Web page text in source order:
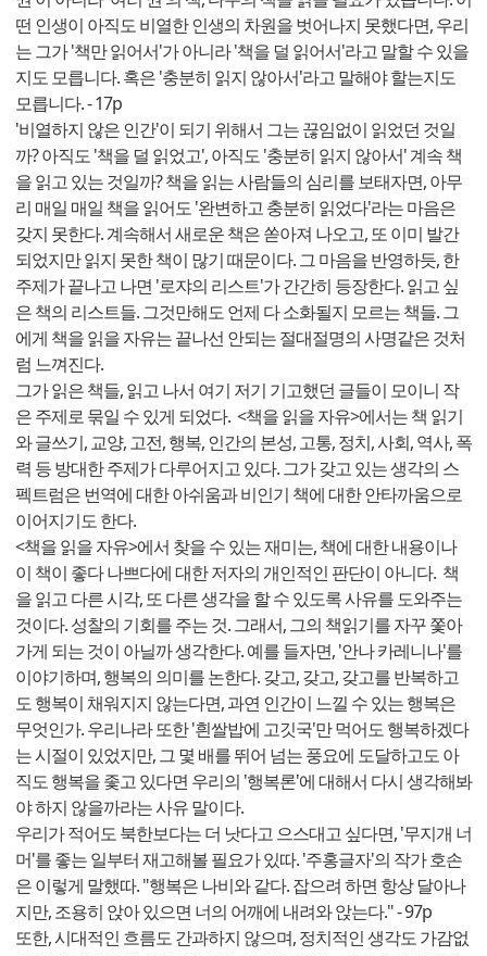
떤 인생이 아직도 비열한 인생의 차원을 벗어나지 못했다면, 우리
는 그가 '책만 읽어서'가 아니라 '책을 덜 읽어서'라고 말할 수 있을
지도 모릅니다. 혹은 '충분히 읽지 않아서'라고 말해야 할는지도
모릅니다. - 17p
'비열하지 않은 인간'이 되기 위해서 그는 끊임없이 읽었던 것일
까? 아직도 '책을 덜 읽었고', 아직도 '충분히 읽지 않아서' 계속 책
을 읽고 있는 것일까? 책을 읽는 사람들의 심리를 보태자면, 아무
리 매일 매일 책을 읽어도 '완변하고 충분히 읽었다'라는 마음은
갖지 못한다. 계속해서 새로운 책은 쏟아져 나오고, 또 이미 발간
되었지만 읽지 못한 책이 많기 때문이다. 그 마음을 반영하듯, 한
주제가 끝나고 나면 '로쟈의 리스트'가 간간히 등장한다. 읽고 싶
은 책의 리스트들. 그것만해도 언제 다 소화될지 모르는 책들. 그
에게 책을 읽을 자유는 끝나선 안되는 절대절명의 사명같은 것처
럼 느껴진다.
그가 읽은 책들, 읽고 나서 여기 저기 기고했던 글들이 모이니 작
은 주제로 묶일 수 있게 되었다. <책을 읽을 자유>에서는 책 읽기
와 글쓰기, 교양, 고전, 행복, 인간의 본성, 고통, 정치, 사회, 역사, 폭
력 등 방대한 주제가 다루어지고 있다. 그가 갖고 있는 생각의 스
펙트럼은 번역에 대한 아쉬움과 비인기 책에 대한 안타까움으로
이어지기도 한다.
<책을 읽을 자유>에서 찾을 수 있는 재미는, 책에 대한 내용이나
이 책이 좋다 나쁘다에 대한 저자의 개인적인 판단이 아니다. 책
을 읽고 다른 시각, 또 다른 생각을 할 수 있도록 사유를 도와주는
것이다. 성찰의 기회를 주는 것. 그래서, 그의 책읽기를 자꾸 쫓아
가게 되는 것이 아닐까 생각한다. 예를 들자면, '안나 카레니나'를
이야기하며, 행복의 의미를 논한다. 갖고, 갖고, 갖고를 반복하고
도 행복이 채워지지 않는다면, 과연 인간이 느낄 수 있는 행복은
무엇인가. 우리나라 또한 '흰쌀밥에 고깃국'만 먹어도 행복하겠다
는 시절이 있었지만, 그 몇 배를 뛰어 넘는 풍요에 도달하고도 아
직도 행복을 좇고 있다면 우리의 '행복론'에 대해서 다시 생각해봐
야 하지 않을까라는 사유 말이다.
우리가 적어도 북한보다는 더 낫다고 으스대고 싶다면, '무지개 너
머'를 좋는 일부터 재고해볼 필요가 있따. '주홍글자'의 작가 호손
은 이렇게 말했따. "행복은 나비와 같다. 잡으려 하면 항상 달아나
지만, 조용히 앉아 있으면 너의 어깨에 내려와 앉는다." - 97p
또한, 시대적인 흐름도 간과하지 않으며, 정치적인 생각도 가감없